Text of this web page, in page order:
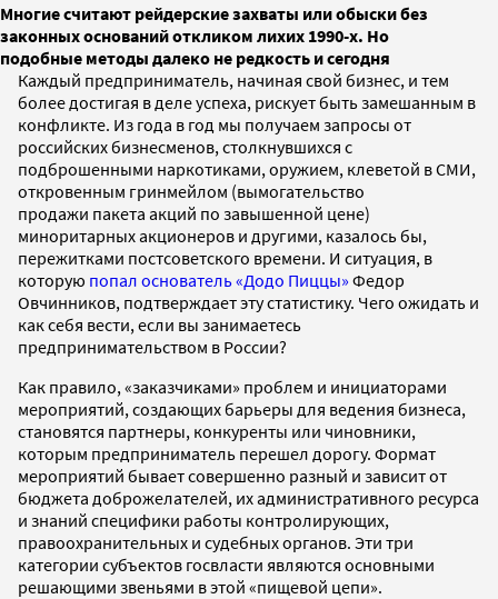
Многие считают рейдерские захваты или обыски без
законных оснований откликом лихих 1990-х. Но
подобные методы далеко не редкость и сегодня
Каждый предприниматель, начиная свой бизнес, и тем
более достигая в деле успеха, рискует быть замешанным в
конфликте. Из года в год мы получаем запросы от
российских бизнесменов, столкнувшихся с
подброшенными наркотиками, оружием, клеветой в СМИ,
откровенным гринмейлом (вымогательство
продажи пакета акций по завышенной цене)
миноритарных акционеров и другими, казалось бы,
пережитками постсоветского времени. И ситуация, в
которую попал основатель «Додо Пиццы» Федор
Овчинников, подтверждает эту статистику. Чего ожидать и
как себя вести, если вы занимаетесь
предпринимательством в России?
Как правило, «заказчиками» проблем и инициаторами
мероприятий, создающих барьеры для ведения бизнеса,
становятся партнеры, конкуренты или чиновники,
которым предприниматель перешел дорогу. Формат
мероприятий бывает совершенно разный и зависит от
бюджета доброжелателей, их административного ресурса
и знаний специфики работы контролирующих,
правоохранительных и судебных органов. Эти три
категории субъектов госвласти являются основными
решающими звеньями в этой «пищевой цепи».